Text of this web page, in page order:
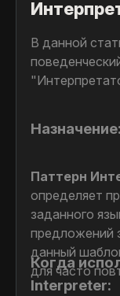
В данной
Назначение:
Паттерн
определяет
заданного
предложений
данный
для часто
Когда
Interpreter: